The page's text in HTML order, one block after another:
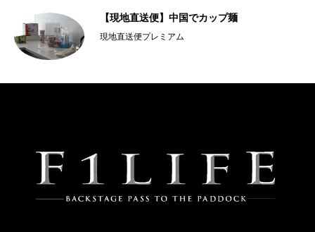
【現地直送便】中国でカップ麺
現地直送便プレミアム